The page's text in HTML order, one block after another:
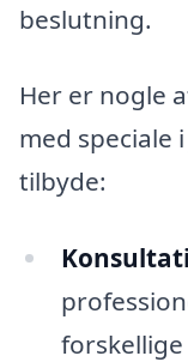
beslutning.
Her er nogle
med speciale
tilbyde: